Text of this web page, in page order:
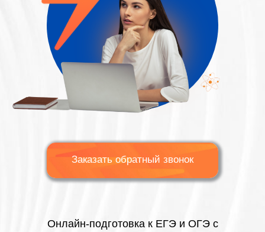
Онлайн-подготовка к ЕГЭ и ОГЭ с
Заказать обратный звонок